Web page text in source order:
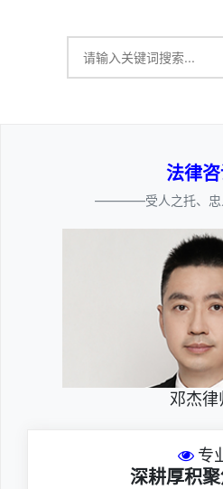
法律
————受人之托、
邓杰律
专
深耕厚积